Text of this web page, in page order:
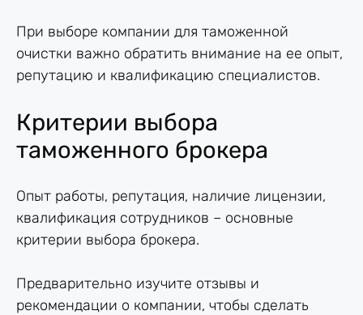
При выборе компании для таможенной
очистки важно обратить внимание на ее опыт,
репутацию и квалификацию специалистов.
Критерии выбора
таможенного брокера
Опыт работы, репутация, наличие лицензии,
квалификация сотрудников – основные
критерии выбора брокера.
Предварительно изучите отзывы и
рекомендации о компании, чтобы сделать